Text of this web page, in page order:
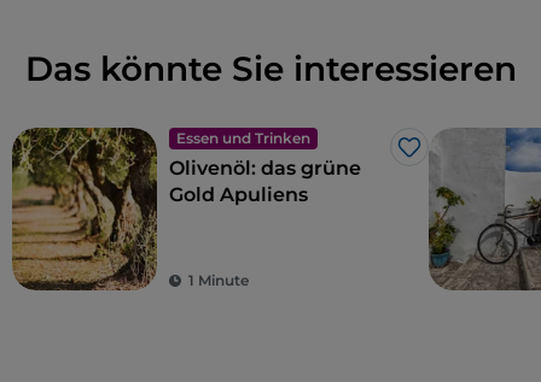
Das könnte Sie interessieren
Essen und Trinken
Like
Olivenöl: das grüne
Gold Apuliens
1 Minute